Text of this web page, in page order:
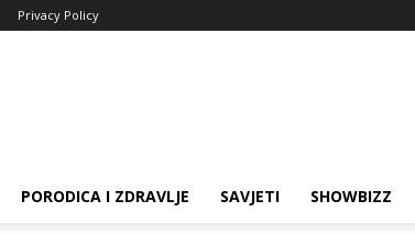
Privacy Policy
PORODICA I ZDRAVLJE SAVJETI SHOWBIZZ